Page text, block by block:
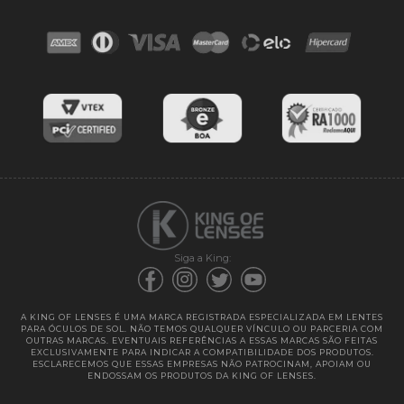
Blog
Cores das lentes
Entregas
Siga a King:
A KING OF LENSES É UMA MARCA REGISTRADA ESPECIALIZADA EM LENTES
PARA ÓCULOS DE SOL. NÃO TEMOS QUALQUER VÍNCULO OU PARCERIA COM
OUTRAS MARCAS. EVENTUAIS REFERÊNCIAS A ESSAS MARCAS SÃO FEITAS
EXCLUSIVAMENTE PARA INDICAR A COMPATIBILIDADE DOS PRODUTOS.
ESCLARECEMOS QUE ESSAS EMPRESAS NÃO PATROCINAM, APOIAM OU
ENDOSSAM OS PRODUTOS DA KING OF LENSES.